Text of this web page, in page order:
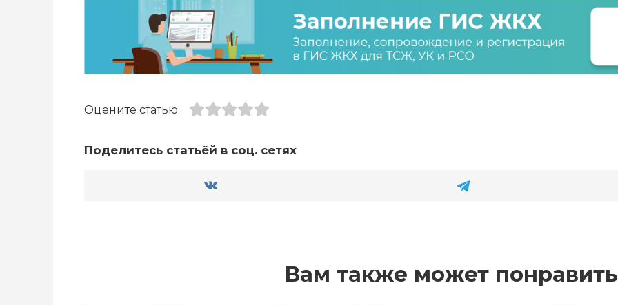
Оцените статью
Поделитесь статьёй в соц. сетях
Вам также может